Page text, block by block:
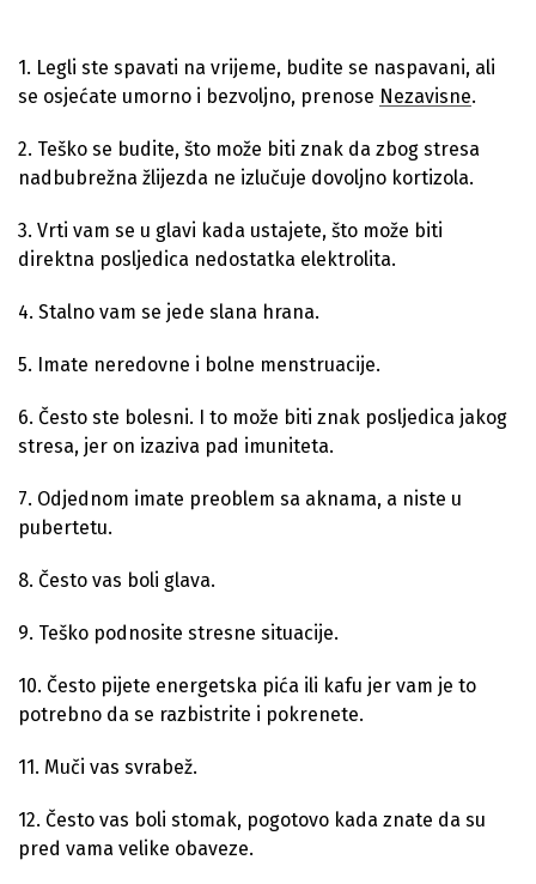
1. Legli ste spavati na vrijeme, budite se naspavani, ali
se osjećate umorno i bezvoljno, prenose Nezavisne.
2. Teško se budite, što može biti znak da zbog stresa
nadbubrežna žlijezda ne izlučuje dovoljno kortizola.
3. Vrti vam se u glavi kada ustajete, što može biti
direktna posljedica nedostatka elektrolita.
4. Stalno vam se jede slana hrana.
5. Imate neredovne i bolne menstruacije.
6. Često ste bolesni. I to može biti znak posljedica jakog
stresa, jer on izaziva pad imuniteta.
7. Odjednom imate preoblem sa aknama, a niste u
pubertetu.
8. Često vas boli glava.
9. Teško podnosite stresne situacije.
10. Često pijete energetska pića ili kafu jer vam je to
potrebno da se razbistrite i pokrenete.
11. Muči vas svrabež.
12. Često vas boli stomak, pogotovo kada znate da su
pred vama velike obaveze.